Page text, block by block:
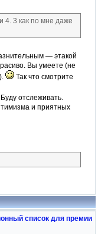
4. 3 как по мне даже
— этакой
Вы умеете (не
Так что смотрите
отслеживать.
и приятных
список для премии